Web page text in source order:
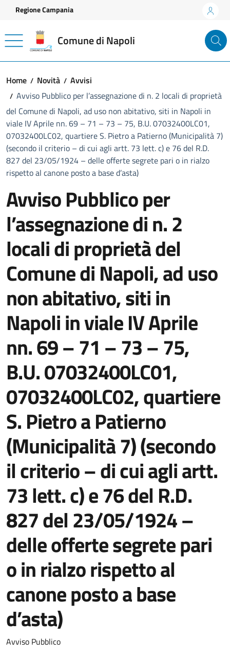
Vai ai contenuti
Vai al footer
Regione Campania
Comune di Napoli
Home Novità
Avvisi
Avviso Pubblico per l’assegnazione di n. 2 locali di proprietà
del Comune di Napoli, ad uso non abitativo, siti in Napoli in
viale IV Aprile nn. 69 – 71 – 73 – 75, B.U. 07032400LC01,
07032400LC02, quartiere S. Pietro a Patierno (Municipalità 7)
(secondo il criterio – di cui agli artt. 73 lett. c) e 76 del R.D.
827 del 23/05/1924 – delle offerte segrete pari o in rialzo
rispetto al canone posto a base d’asta)
Avviso Pubblico per
l’assegnazione di n. 2
locali di proprietà del
Comune di Napoli, ad uso
non abitativo, siti in
Napoli in viale IV Aprile
nn. 69 – 71 – 73 – 75,
B.U. 07032400LC01,
07032400LC02, quartiere
S. Pietro a Patierno
(Municipalità 7) (secondo
il criterio – di cui agli artt.
73 lett. c) e 76 del R.D.
827 del 23/05/1924 –
delle offerte segrete pari
o in rialzo rispetto al
canone posto a base
d’asta)
Dettagli della notizia
Avviso Pubblico